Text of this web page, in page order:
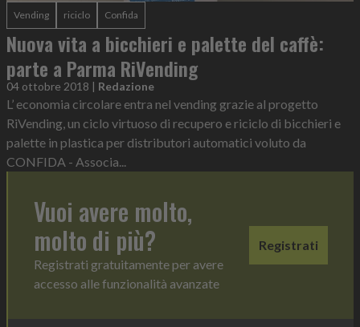
Vending riciclo Confida
Nuova vita a bicchieri e palette del caffè:
parte a Parma RiVending
04 ottobre 2018 | Redazione
L’ economia circolare entra nel vending grazie al progetto
RiVending, un ciclo virtuoso di recupero e riciclo di bicchieri e
palette in plastica per distributori automatici voluto da
CONFIDA - Associa...
Vuoi avere molto,
molto di più?
Registrati gratuitamente per avere
accesso alle funzionalità avanzate
Registrati